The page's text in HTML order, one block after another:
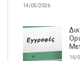
14/05/2026
16/